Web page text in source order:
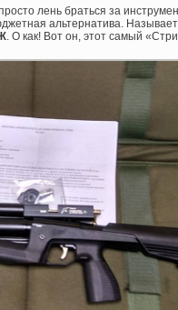
лень браться за
альтернатива.
. О как! Вот он, этот самый